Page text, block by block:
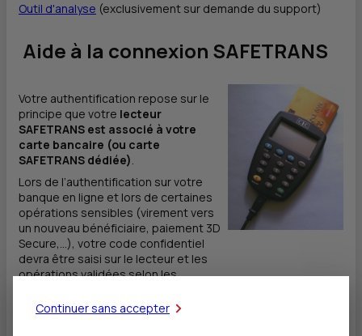
Outil d'analyse (exclusivement sur demande du support)
Aide à la connexion SAFETRANS
Votre authentification repose sur le
principe que votre lecteur
SAFETRANS est associé à votre
carte bancaire (ou carte
SAFETRANS dédiée).
Lors de l’authentification sur votre
banque en ligne et lors de certaines
opérations sensibles (virement vers
un nouveau bénéficiaire, paiement 3D
Secure,…), votre code confidentiel
devra être saisi sur le lecteur et les
opérations validées selon les
Continuer sans accepter